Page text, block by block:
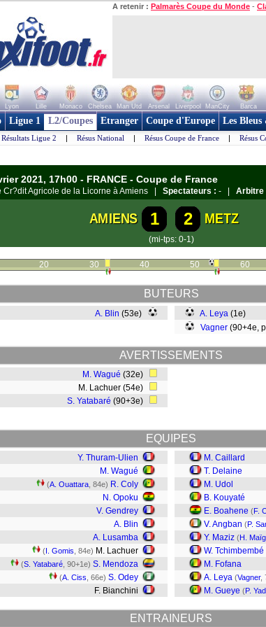
A retenir : Palmarès Coupe du Monde -
Lyon Lille Monaco Chelsea Man Utd Arsenal Liverpool ManCity Barca
Ligue 1 L2/Coupes Etranger Coupe d'Europe Les
Résultats Ligue 2 | Résus National | Résus Coupe de France | Résus
2021, 17h00 - FRANCE - Coupe de France
Cr?dit Agricole de la Licorne à Amiens | Spectateurs : - | Arbitre
AMIENS 1 2 METZ
(mi-tps: 0-1)
20 30 40 50 60
BUTEURS
A. Blin (53e) A. Leya (1e)
Vagner (90+4e,
AVERTISSEMENTS
M. Wagué (32e)
M. Lachuer (54e)
S. Yatabaré (90+3e)
EQUIPES
Y. Thuram-Ulien
M. Wagué
(A. Ouattara , 84e) R. Coly
N. Opoku
V. Gendrey
A. Blin
A. Lusamba
(I. Gomis , 84e) M. Lachuer
(S. Yatabaré , 90+1e) S. Mendoza
(A. Ciss , 66e) S. Odey
F. Bianchini
M. Caillard
T. Delaine
M. Udol
B. Kouyaté
E. Boahene (F.
V. Angban (P.
Y. Maziz (H.
W. Tchimbembé
M. Fofana
A. Leya (Vagner,
M. Gueye (P.
ENTRAINEURS